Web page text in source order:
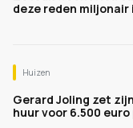
deze reden miljonair
Huizen
Gerard Joling zet
huur voor 6.500